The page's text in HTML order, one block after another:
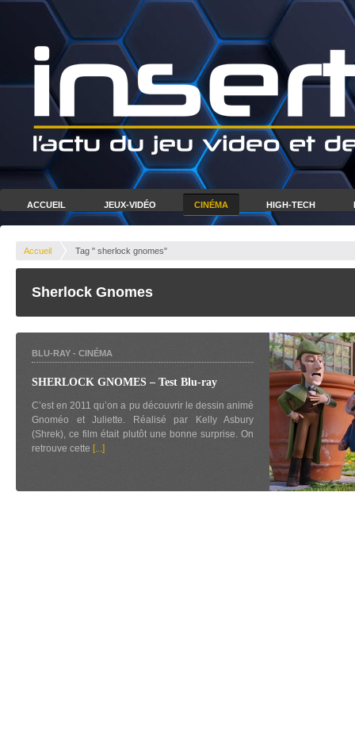
ACCUEIL JEUX-VIDÉO CINÉMA HIGH-TECH
Accueil Tag " sherlock gnomes"
Sherlock Gnomes
BLU-RAY - CINÉMA
SHERLOCK GNOMES – Test Blu-ray
C’est en 2011 qu’on a pu découvrir le dessin animé
Gnoméo et Juliette. Réalisé par Kelly Asbury
(Shrek), ce film était plutôt une bonne surprise. On
retrouve cette [...]